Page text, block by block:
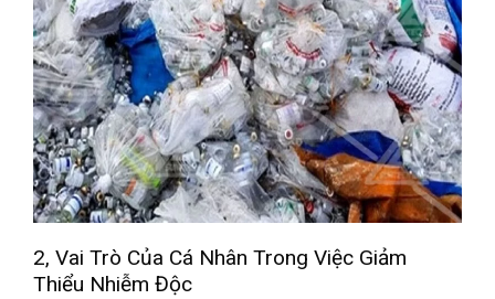
2, Vai Trò Của Cá Nhân Trong Việc Giảm
Thiểu Nhiễm Độc